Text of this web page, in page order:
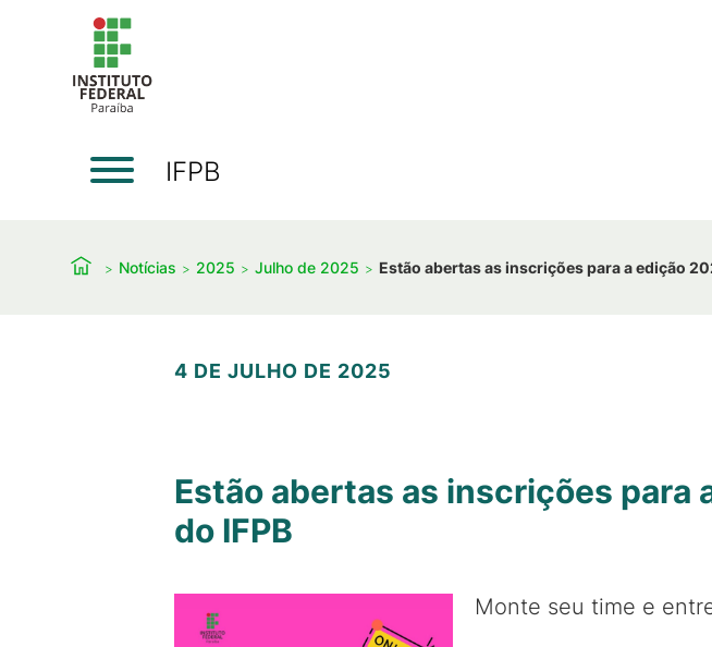
IFPB
Notícias 2025 Julho de 2025 Estão abertas as inscrições para a edição
4 DE JULHO DE 2025
Estão abertas as inscrições
do IFPB
Monte seu time e